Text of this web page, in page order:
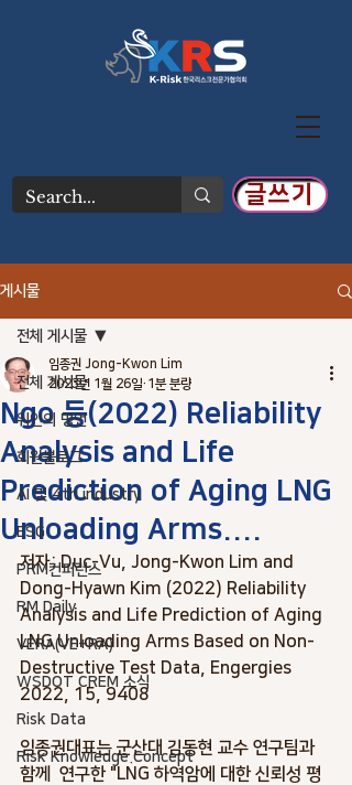
글쓰기
게시물
전체 게시물
위인의 명언
회원블로그
AI 및 4th industry
ESG
PRM컨퍼런스
RM Daily
VERA(VE+RA)
WSDOT CREM 소식
Risk Data
Risk Knowledge.Concept
전체 게시물
Ngo 등(2022) Reliability
Analysis and Life
Prediction of Aging LNG
Unloading Arms....
임종권 Jong-Kwon Lim
2023년 1월 26일 1분 분량
저자: Duc-Vu, Jong-Kwon Lim and
Dong-Hyawn Kim (2022) Reliability
Analysis and Life Prediction of Aging
LNG Unloading Arms Based on Non-
Destructive Test Data, Engergies
2022, 15, 9408
임종권대표는 군산대 김동현 교수 연구팀과
함께  연구한 "LNG 하역암에 대한 신뢰성 평